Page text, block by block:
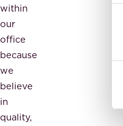
within
our
office
because
we
believe
in
quality,